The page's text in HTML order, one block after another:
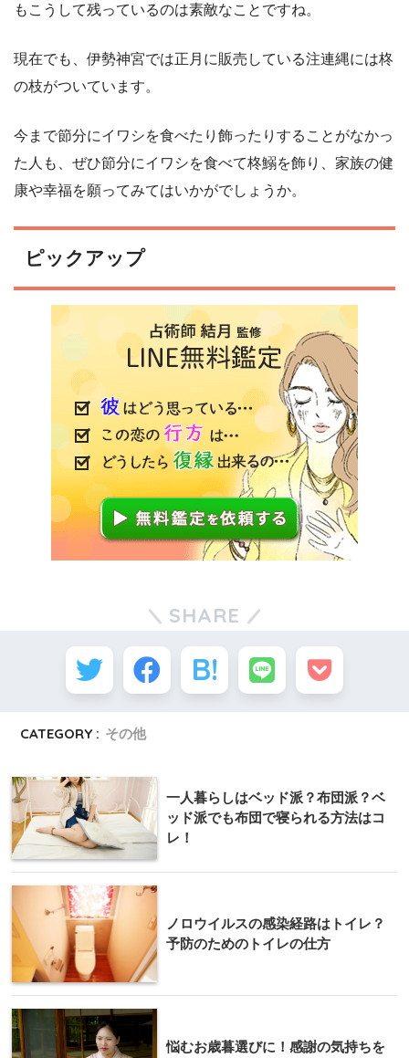
もこうして残っているのは素敵なことですね。
現在でも、伊勢神宮では正月に販売している注連縄には柊
の枝がついています。
今まで節分にイワシを食べたり飾ったりすることがなかっ
た人も、ぜひ節分にイワシを食べて柊鰯を飾り、家族の健
康や幸福を願ってみてはいかがでしょうか。
ピックアップ
SHARE
CATEGORY : その他
一人暮らしはベッド派？布団派？ベ
ッド派でも布団で寝られる方法はコ
レ！
ノロウイルスの感染経路はトイレ？
予防のためのトイレの仕方
悩むお歳暮選びに！感謝の気持ちを